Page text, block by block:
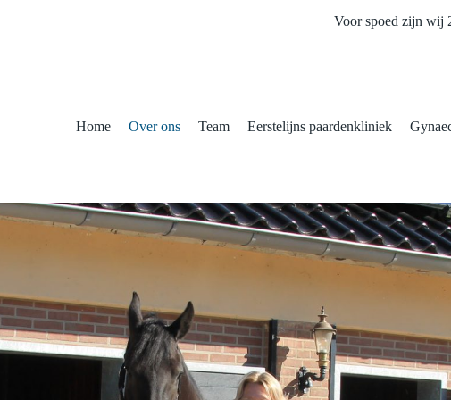
Voor spoed zijn wij
Home Over ons Team Eerstelijns paardenkliniek